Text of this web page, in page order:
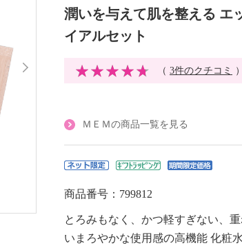
潤いを与えて肌を整える
イアルセット
（ 3件のクチコミ ）
ＭＥＭの商品一覧を見る
商品番号：799812
とろみもなく、かつ軽すぎない、
いまろやかな使用感の高機能 化粧水